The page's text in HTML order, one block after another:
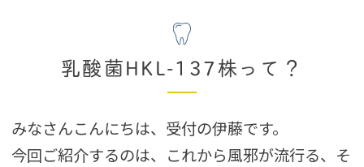
乳酸菌HKL-137株って？
みなさんこんにちは、受付の伊藤です。
今回ご紹介するのは、これから風邪が流行る、そ